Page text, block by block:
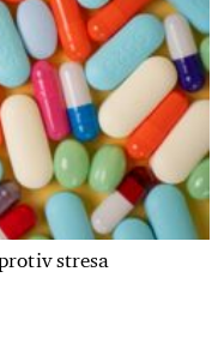
stresa